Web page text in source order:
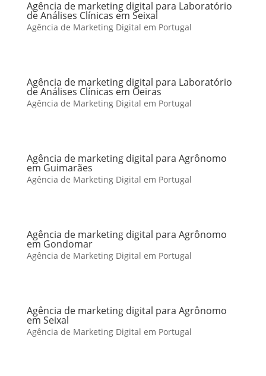
Agência de marketing digital para Laboratório
de Análises Clínicas em Seixal
Agência de Marketing Digital em Portugal
Agência de marketing digital para Laboratório
de Análises Clínicas em Oeiras
Agência de Marketing Digital em Portugal
Agência de marketing digital para Agrônomo
em Guimarães
Agência de Marketing Digital em Portugal
Agência de marketing digital para Agrônomo
em Gondomar
Agência de Marketing Digital em Portugal
Agência de marketing digital para Agrônomo
em Seixal
Agência de Marketing Digital em Portugal